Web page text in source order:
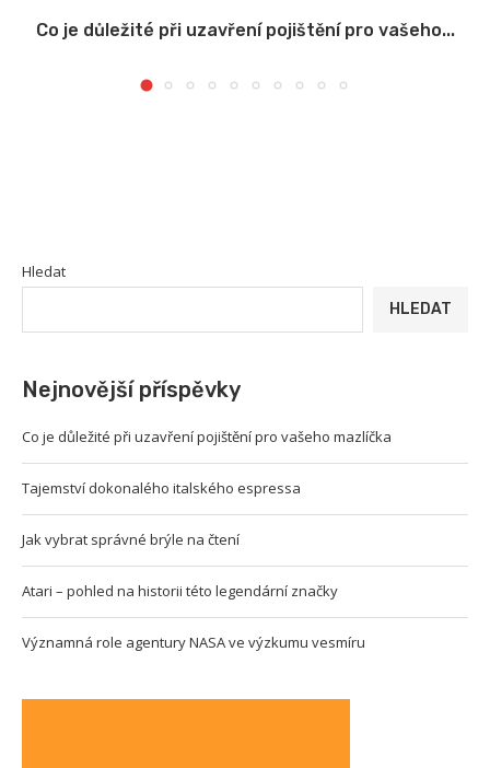
Co je důležité při uzavření pojištění pro vašeho...
Hledat
HLEDAT
Nejnovější příspěvky
Co je důležité při uzavření pojištění pro vašeho mazlíčka
Tajemství dokonalého italského espressa
Jak vybrat správné brýle na čtení
Atari – pohled na historii této legendární značky
Významná role agentury NASA ve výzkumu vesmíru